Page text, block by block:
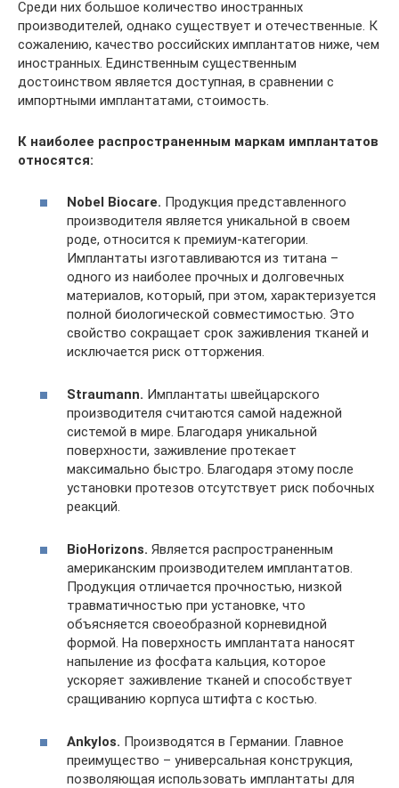
Среди них большое количество иностранных
производителей, однако существует и отечественные. К
сожалению, качество российских имплантатов ниже, чем
иностранных. Единственным существенным
достоинством является доступная, в сравнении с
импортными имплантатами, стоимость.
К наиболее распространенным маркам имплантатов
относятся:
Nobel Biocare. Продукция представленного
производителя является уникальной в своем
роде, относится к премиум-категории.
Имплантаты изготавливаются из титана –
одного из наиболее прочных и долговечных
материалов, который, при этом, характеризуется
полной биологической совместимостью. Это
свойство сокращает срок заживления тканей и
исключается риск отторжения.
Straumann. Имплантаты швейцарского
производителя считаются самой надежной
системой в мире. Благодаря уникальной
поверхности, заживление протекает
максимально быстро. Благодаря этому после
установки протезов отсутствует риск побочных
реакций.
BioHorizons. Является распространенным
американским производителем имплантатов.
Продукция отличается прочностью, низкой
травматичностью при установке, что
объясняется своеобразной корневидной
формой. На поверхность имплантата наносят
напыление из фосфата кальция, которое
ускоряет заживление тканей и способствует
сращиванию корпуса штифта с костью.
Ankylos. Производятся в Германии. Главное
преимущество – универсальная конструкция,
позволяющая использовать имплантаты для